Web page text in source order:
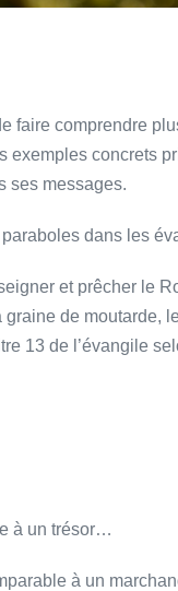
faire comprendre
exemples concrets
ses messages.
dans les
et prêcher le
de moutarde,
13 de l’évangile
à un trésor…
à un